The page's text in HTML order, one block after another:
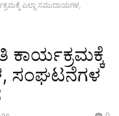
ಎಲ್ಲಾ ಸಮುದಾಯಗಳ,
ಸಂಘಟನೆಗಳ